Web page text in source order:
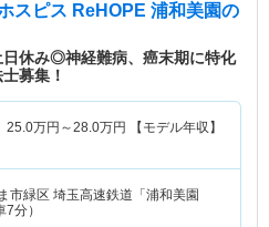
スピス ReHOPE 浦和美園の
休み◎神経難病、癌末期に特化
募集！
25.0万円～28.0万円
【モデル年収】
市緑区 埼玉高速鉄道「浦和美園
分）